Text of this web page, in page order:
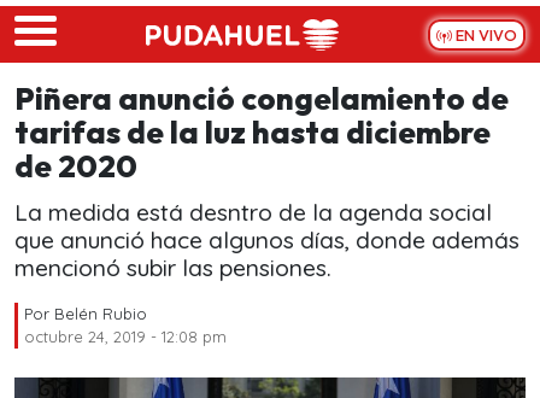
Skip to main content
EN VIVO
Piñera anunció congelamiento de
tarifas de la luz hasta diciembre
de 2020
La medida está desntro de la agenda social
que anunció hace algunos días, donde además
mencionó subir las pensiones.
Por Belén Rubio
octubre 24, 2019 - 12:08 pm